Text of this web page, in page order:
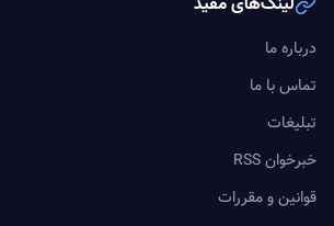
درباره ما
تماس با ما
تبلیغات
خبرخوان RSS
قوانین و مقررات